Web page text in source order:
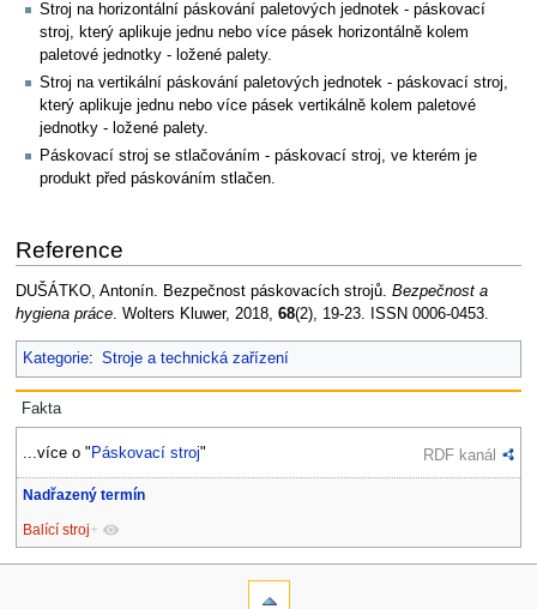
Stroj na horizontální páskování paletových jednotek - páskovací
stroj, který aplikuje jednu nebo více pásek horizontálně kolem
paletové jednotky - ložené palety.
Stroj na vertikální páskování paletových jednotek - páskovací stroj,
který aplikuje jednu nebo více pásek vertikálně kolem paletové
jednotky - ložené palety.
Páskovací stroj se stlačováním - páskovací stroj, ve kterém je
produkt před páskováním stlačen.
Reference
DUŠÁTKO, Antonín. Bezpečnost páskovacích strojů. Bezpečnost a
hygiena práce. Wolters Kluwer, 2018, 68(2), 19-23. ISSN 0006-0453.
Kategorie: Stroje a technická zařízení
Fakta
...více o " Páskovací stroj" RDF kanál
Nadřazený termín
Balící stroj+